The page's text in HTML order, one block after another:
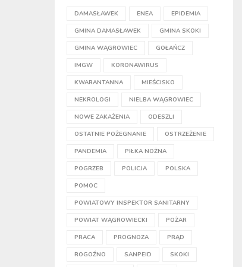
DAMASŁAWEK ENEA EPIDEMIA
GMINA DAMASŁAWEK GMINA SKOKI
GMINA WĄGROWIEC GOŁAŃCZ
IMGW KORONAWIRUS
KWARANTANNA MIEŚCISKO
NEKROLOGI NIELBA WĄGROWIEC
NOWE ZAKAŻENIA ODESZLI
OSTATNIE POŻEGNANIE OSTRZEŻENIE
PANDEMIA PIŁKA NOŻNA
POGRZEB POLICJA POLSKA
POMOC
POWIATOWY INSPEKTOR SANITARNY
POWIAT WĄGROWIECKI POŻAR
PRACA PROGNOZA PRĄD
ROGOŹNO SANPEID SKOKI